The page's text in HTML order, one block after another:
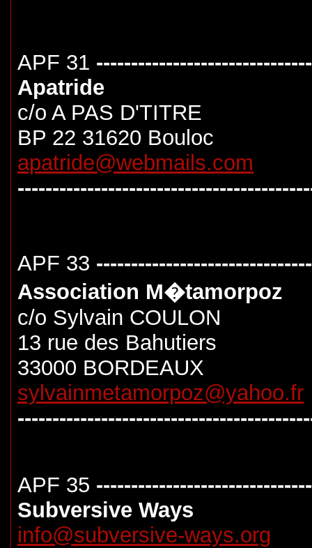
APF 31
Apatride
c/o A PAS D'TITRE
BP 22 31620 Bouloc
apatride@webmails.com
APF 33
Association M�tamorpoz
c/o Sylvain COULON
13 rue des Bahutiers
33000 BORDEAUX
sylvainmetamorpoz@yahoo.fr
APF 35
Subversive Ways
info@subversive-ways.org